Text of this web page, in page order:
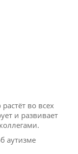
во всех
и развивает
аутизме